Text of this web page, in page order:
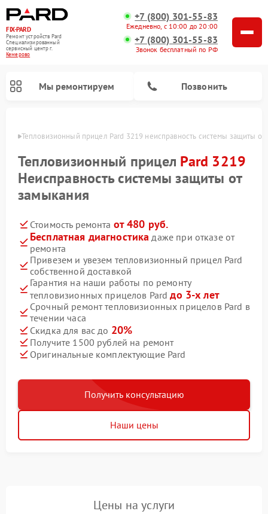
FIX-PARD
Ремонт устройств Pard
Специализированный
cервисный центр г.
Кемерово
+7 (800) 301-55-83
Ежедневно, с 10:00 до 20:00
+7 (800) 301-55-83
Звонок бесплатный по РФ
Мы ремонтируем Позвонить
Тепловизионный прицел Pard 3219 неисправность системы защиты от
Тепловизионный прицел Pard 3219
Неисправность системы защиты от
замыкания
Стоимость ремонта от 480 руб.
Бесплатная диагностика даже при отказе от
ремонта
Привезем и увезем тепловизионный прицел Pard
собственной доставкой
Гарантия на наши работы по ремонту
тепловизионных прицелов Pardдо 3-х лет
Срочный ремонт тепловизионных прицелов Pard в
течении часа
Скидка для вас до 20%
Получите 1500 рублей на ремонт
Оригинальные комплектующие Pard
Получить консультацию
Наши цены
Цены на услуги